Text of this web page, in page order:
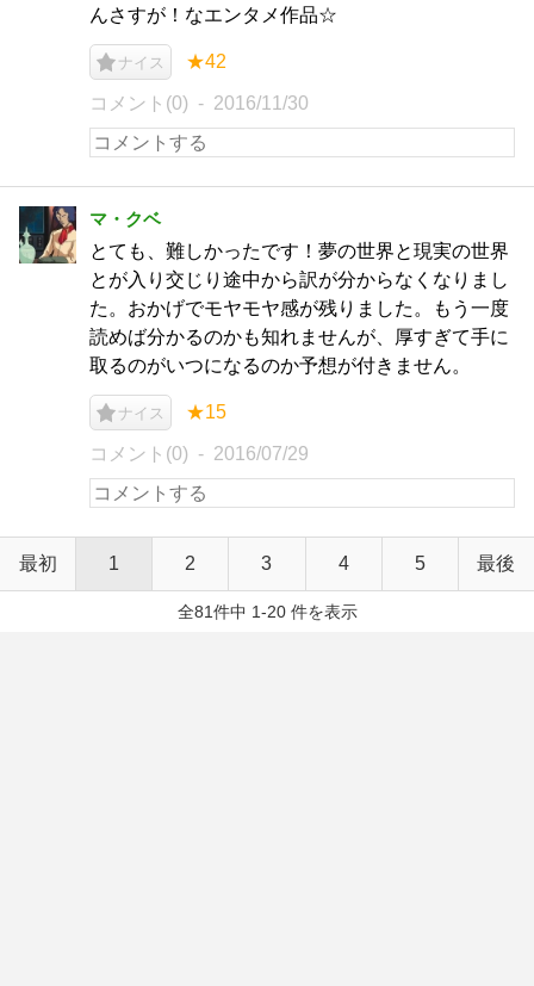
んさすが！なエンタメ作品☆
ナイス ★42
コメント(0) 2016/11/30
マ・クベ
とても、難しかったです！夢の世界と現実の世界
とが入り交じり途中から訳が分からなくなりまし
た。おかげでモヤモヤ感が残りました。もう一度
読めば分かるのかも知れませんが、厚すぎて手に
取るのがいつになるのか予想が付きません。
ナイス ★15
コメント(0) 2016/07/29
最初 1 2 3 4 5 最後
全81件中 1-20 件を表示